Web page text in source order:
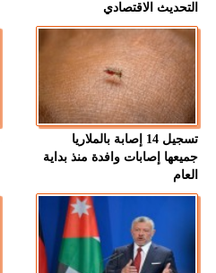
التحديث الاقتصادي
تسجيل 14 إصابة بالملاريا
جميعها إصابات وافدة منذ بداية
العام